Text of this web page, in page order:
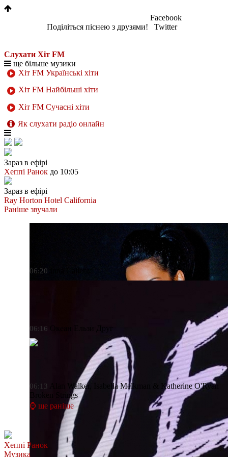
Поділіться піснею з друзями!
Facebook
Twitter
Слухати Хіт FM
ще більше музики
Хіт FM Українські хіти
Хіт FM Найбільші хіти
Хіт FM Сучасні хіти
Як слухати радіо онлайн
Зараз в ефірі
Хеппі Ранок до 10:05
Зараз в ефірі
Ray Horton Hotel California
Раніше звучали
06:20 Caliente
06:16
06:13
Alan Walker, Isabella Melkman & Katherine O'Ryan
Broken Strings
⌚ ще раніше
Хеппі Ранок
Музика